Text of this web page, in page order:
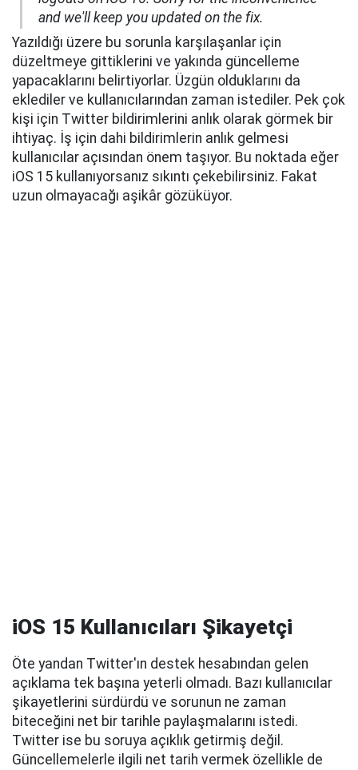
and we'll keep you updated on the fix.
Yazıldığı üzere bu sorunla karşılaşanlar için
düzeltmeye gittiklerini ve yakında güncelleme
yapacaklarını belirtiyorlar. Üzgün olduklarını da
eklediler ve kullanıcılarından zaman istediler. Pek çok
kişi için Twitter bildirimlerini anlık olarak görmek bir
ihtiyaç. İş için dahi bildirimlerin anlık gelmesi
kullanıcılar açısından önem taşıyor. Bu noktada eğer
iOS 15 kullanıyorsanız sıkıntı çekebilirsiniz. Fakat
uzun olmayacağı aşikâr gözüküyor.
iOS 15 Kullanıcıları Şikayetçi
Öte yandan Twitter'ın destek hesabından gelen
açıklama tek başına yeterli olmadı. Bazı kullanıcılar
şikayetlerini sürdürdü ve sorunun ne zaman
biteceğini net bir tarihle paylaşmalarını istedi.
Twitter ise bu soruya açıklık getirmiş değil.
Güncellemelerle ilgili net tarih vermek özellikle de